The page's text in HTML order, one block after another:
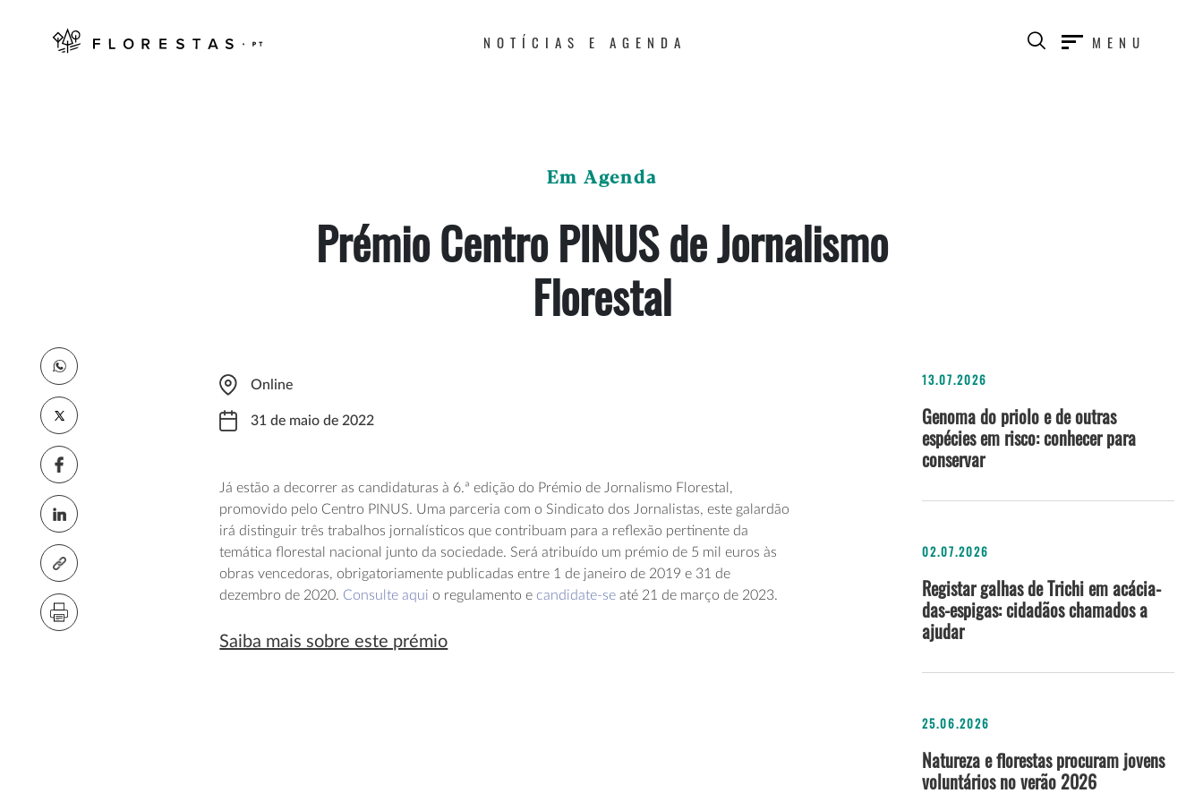
NOTÍCIAS E AGENDA MENU
Em Agenda
Prémio Centro PINUS de Jornalismo
Florestal
Online
31 de maio de 2022
Já estão a decorrer as candidaturas à 6.ª edição do Prémio de Jornalismo Florestal,
promovido pelo Centro PINUS. Uma parceria com o Sindicato dos Jornalistas, este galardão
irá distinguir três trabalhos jornalísticos que contribuam para a reflexão pertinente da
temática florestal nacional junto da sociedade. Será atribuído um prémio de 5 mil euros às
obras vencedoras, obrigatoriamente publicadas entre 1 de janeiro de 2019 e 31 de
dezembro de 2020. Consulte aqui o regulamento e candidate-se até 21 de março de 2023.
Saiba mais sobre este prémio
13.07.2026
Genoma do priolo e de outras
espécies em risco: conhecer para
conservar
02.07.2026
Registar galhas de Trichi em acácia-
das-espigas: cidadãos chamados a
ajudar
25.06.2026
Natureza e florestas procuram jovens
voluntários no verão 2026